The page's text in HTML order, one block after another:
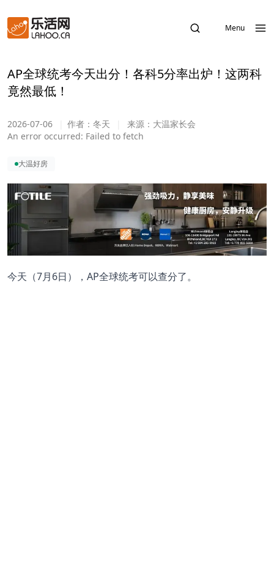
Menu
AP全球统考今天出分！各科5分率出炉！这两科
竟然最低！
2026-07-06 作者： 冬天 来源： 大温家长会
An error occurred: Failed to fetch
大温好房
今天（7月6日），AP全球统考可以查分了。